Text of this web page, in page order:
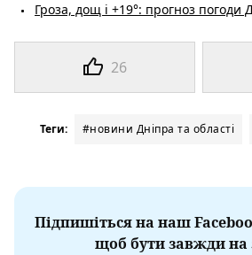
26
Гроза, дощ і +19°: прогноз погоди
Теги: #новини Дніпра та області
Підпишіться на наш
щоб бути завжди на